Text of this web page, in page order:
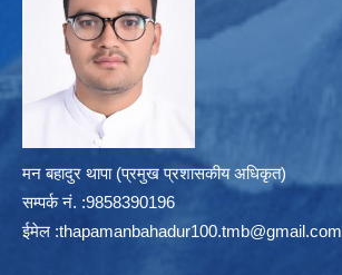
मन बहादुर थापा (प्रमुख प्रशासकीय अधिकृत)
सम्पर्क न‌ं. :9858390196
ईमेल :thapamanbahadur100.tmb@gmail.com